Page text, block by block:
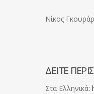
Νίκος
ΔΕΙΤΕ
Στα Ελληνικά: